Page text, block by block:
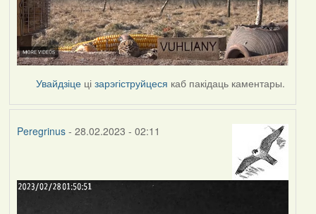
Увайдзіце цізарэгіструйцеся каб пакідаць каментары.
Peregrinus- 28.02.2023 - 02:11